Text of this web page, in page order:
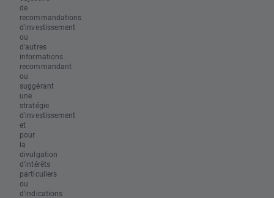
de
recommandations
d'investissement
ou
d'autres
informations
recommandant
ou
suggérant
une
stratégie
d'investissement
et
pour
la
divulgation
d'intérêts
particuliers
ou
d'indications